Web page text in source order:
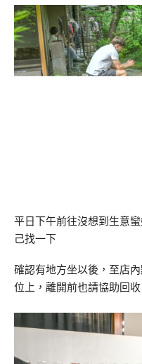
平日下午前往沒想到生意
己找一下
確認有地方坐以後，至店
位上，離開前也請協助回收